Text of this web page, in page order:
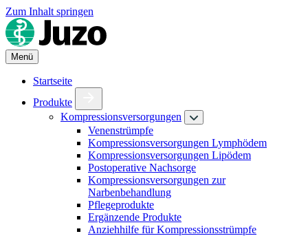
Zum Inhalt springen
Menü
Startseite
Produkte
Kompressionsversorgungen
Venenstrümpfe
Kompressionsversorgungen Lymphödem
Kompressionsversorgungen Lipödem
Postoperative Nachsorge
Kompressionsversorgungen zur
Narbenbehandlung
Pflegeprodukte
Ergänzende Produkte
Anziehhilfe für Kompressionsstrümpfe